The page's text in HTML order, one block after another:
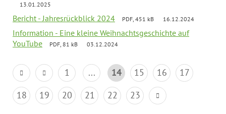
13.01.2025
Bericht - Jahresrückblick 2024 PDF, 451 kB 16.12.2024
Information - Eine kleine Weihnachtsgeschichte auf
YouTube
PDF, 81 kB 03.12.2024
1 ... 14 15 16
17
18
19 20 21 22 23